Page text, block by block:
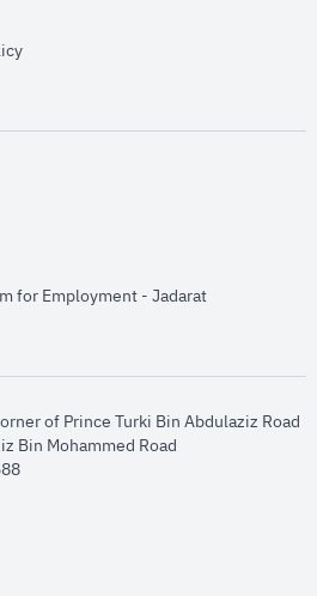
opens in new window
window
for Employment - Jadaratopens in new
of Prince Turki Bin Abdulaziz Road
Bin Mohammed Road​